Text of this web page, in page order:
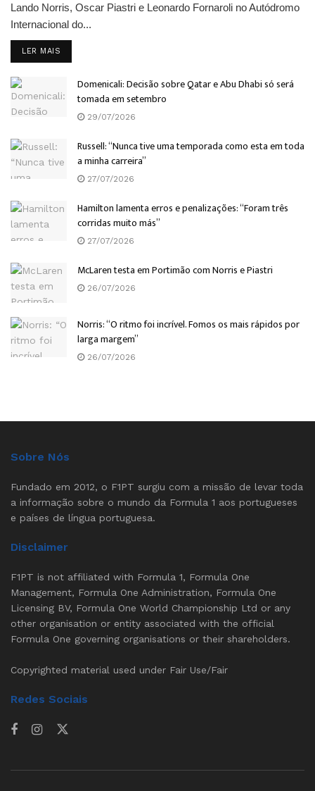
Lando Norris, Oscar Piastri e Leonardo Fornaroli no Autódromo
Internacional do...
LER MAIS
Domenicali: Decisão sobre Qatar e Abu Dhabi só será
tomada em setembro
29/07/2026
Russell: “Nunca tive uma temporada como esta em toda
a minha carreira”
27/07/2026
Hamilton lamenta erros e penalizações: “Foram três
corridas muito más”
27/07/2026
McLaren testa em Portimão com Norris e Piastri
26/07/2026
Norris: “O ritmo foi incrível. Fomos os mais rápidos por
larga margem”
26/07/2026
Sobre Nós
Fundado em 2012, o F1PT surgiu com a missão de levar toda
a informação sobre o mundo da Formula 1 aos portugueses
e países de língua portuguesa.
Disclaimer
F1PT is not affiliated with Formula 1, Formula One
Management, Formula One Administration, Formula One
Licensing BV, Formula One World Championship Ltd or any
other organisation or entity associated with the official
Formula One governing organisations or their shareholders.
Copyrighted material used under Fair Use/Fair
Redes Sociais